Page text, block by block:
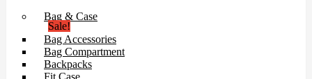
Bag & Case
Bag Accessories
Bag Compartment
Backpacks
Fit Case
Sale!